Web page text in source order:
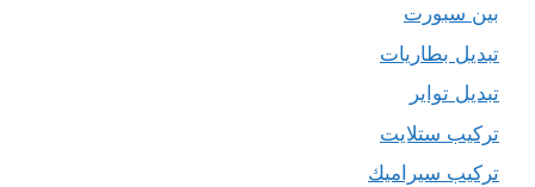
بين سبورت
تبديل بطاريات
تبديل تواير
تركيب ستلايت
تركيب سيراميك